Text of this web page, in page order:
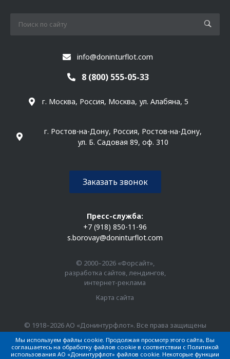
info@doninturflot.com
8 (800) 555-05-33
г. Москва, Россия, Москва, ул. Алабяна, 5
г. Ростов-на-Дону, Россия, Ростов-на-Дону,
ул. Б. Садовая 89, оф. 310
Заказать звонок
Пресс-служба:
+7 (918) 850-11-96
s.borovay@doninturflot.com
© 2000–2026 «Форсайт»,
разработка сайтов, лендингов,
интернет-реклама
Карта сайта
© 1918–2026 АО «Донинтурфлот». Все права защищены
Мы используем файлы cookie. Продолжая просмотр этого сайта, Вы
соглашаетесь на обработку файлов cookie в соответствии с Политикой
использования АО «Донинтурфлот» файлов cookie. Некоторые функции